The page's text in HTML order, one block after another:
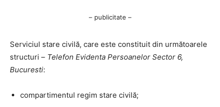
– publicitate –
Serviciul stare civilă, care este constituit din următoarele
structuri – Telefon Evidenta Persoanelor Sector 6,
Bucuresti:
compartimentul regim stare civilă;